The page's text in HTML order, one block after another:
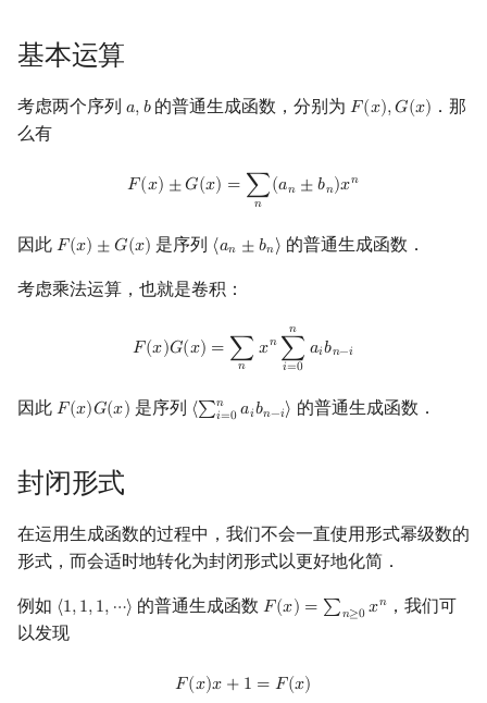
GUIDE
OJ 工具
LaTeX 入门 锦标赛排序
构造
Alpha–Beta 剪枝
优化
计数 DP
动态 DP
DP 优化
后缀数组 (SA)
后缀自动机 (SAM)
后缀树
最小表示法
Lyndon 分解
Main–Lorentz 算法
线性同余方程
中国剩余定理
卢卡斯定理
离散对数
高次剩余 & 单位根
数论分块
Eulerian Number
分拆数
图论计数
对角化
Jordan标准型
ST 表
树状数组
二叉搜索树 & 平衡树
K-D Tree
动态树
析合树
树哈希
斯坦纳树
拆点
最小环
二分图
平面图
弦图
平面最近点对
随机增量法
约瑟夫问题
表达式求值
Garsia–Wachs 算法
空间优化简介
基本运算
考虑两个序列 𝑎,𝑏
a, b的普通生成函数，分别为𝐹(𝑥),𝐺(𝑥)
F(x),G(x)
．那
么有
𝐹(𝑥) ±𝐺(𝑥) = ∑
𝑛
(𝑎𝑛 ±𝑏𝑛)𝑥𝑛
F (x)±G(x) =∑ n(an±b n)xn
因此 𝐹(𝑥) ±𝐺(𝑥)
F(x)± G( x) 是序列 ⟨𝑎𝑛 ±𝑏𝑛⟩
⟨an ±b n⟩ 的普通生成函数．
考虑乘法运算，也就是卷积：
𝐹(𝑥)𝐺(𝑥) = ∑
𝑛
𝑥𝑛
𝑛
∑
𝑖=0
𝑎𝑖𝑏𝑛−𝑖
F x G ( ) nxn∑ =0nai
因此 𝐹(𝑥)𝐺(𝑥)
F(x)G(x) 是序列 ⟨∑𝑛
𝑖=0𝑎𝑖𝑏𝑛−𝑖⟩
⟨∑i=0naibn−i⟩ 的普通生成函数．
封闭形式
在运用生成函数的过程中，我们不会一直使用形式幂级数的
形式，而会适时地转化为封闭形式以更好地化简．
例如 ⟨1,1,1, ⋯⟩
⟨11 ,1, ⋯ ⟩ 的普通生成函数𝐹(𝑥) = ∑𝑛≥0𝑥𝑛
F(x)= ∑n ≥0xn
，我们可
以发现
𝐹(𝑥)𝑥 + 1 = 𝐹(𝑥)
F(x )x+ 1 =F( x)